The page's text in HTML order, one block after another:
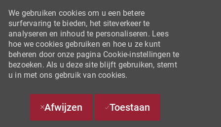
We gebruiken cookies om u een betere
surfervaring te bieden, het siteverkeer te
analyseren en inhoud te personaliseren. Lees
hoe we cookies gebruiken en hoe u ze kunt
beheren door onze pagina Cookie-instellingen te
bezoeken. Als u deze site blijft gebruiken, stemt
u in met ons gebruik van cookies.
Afwijzen Toestaan